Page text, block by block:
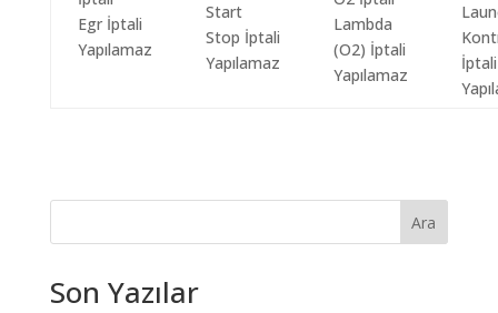
Egr İptali
Yapılamaz
Start
Stop İptali
Yapılamaz
Lambda
(O2) İptali
Yapılamaz
İptali
Ara
Son Yazılar